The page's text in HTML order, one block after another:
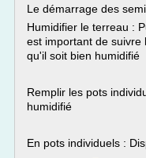
Le démarrage des
Humidifier le terreau :
est important de suivre
qu'il soit bien humidifié
Remplir les pots
humidifié
En pots individuels :